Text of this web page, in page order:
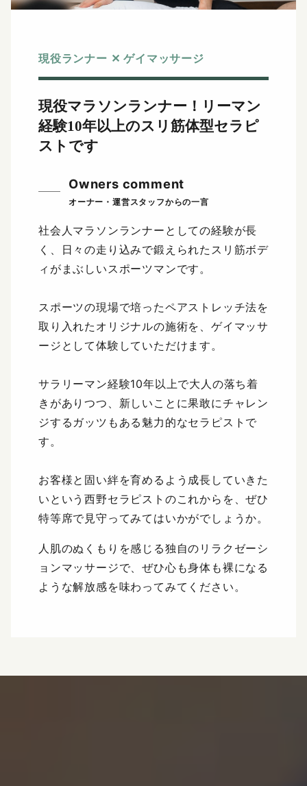
現役ランナー ✕ ゲイマッサージ
現役マラソンランナー！ リーマン
経験10年以上のスリ筋体型セラピ
ストです
Owners comment
社会人マラソンランナーとしての経験が長
く、日々の走り込みで鍛えられたスリ筋ボデ
ィがまぶしいスポーツマンです。
スポーツの現場で培ったペアストレッチ法を
取り入れたオリジナルの施術を、ゲイマッサ
ージとして体験していただけます。
サラリーマン経験10年以上で大人の落ち着
きがありつつ、新しいことに果敢にチャレン
ジするガッツもある魅力的なセラピストで
す。
お客様と固い絆を育めるよう成長していきた
いという西野セラピストのこれからを、ぜひ
特等席で見守ってみてはいかがでしょうか。
人肌のぬくもりを感じる独自のリラクゼーシ
ョンマッサージで、ぜひ心も身体も裸になる
ような解放感を味わってみてください。